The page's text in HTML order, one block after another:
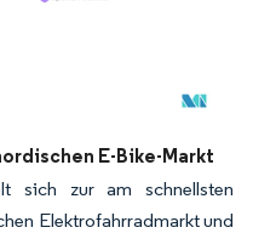
erfordert Namensnennung
E-Bike-Markt
sich zur am schnellsten
Elektrofahrradmarkt und